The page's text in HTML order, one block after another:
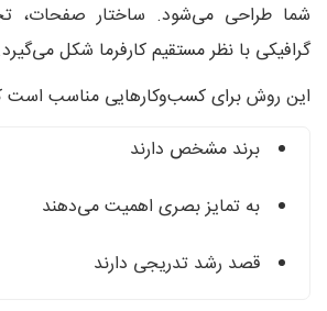
شما طراحی می‌شود. ساختار صفحات،
گرافیکی با نظر مستقیم کارفرما شکل
این روش برای کسب‌وکارهایی مناسب است
برند مشخص دارند
به تمایز بصری اهمیت می‌دهند
قصد رشد تدریجی دارند